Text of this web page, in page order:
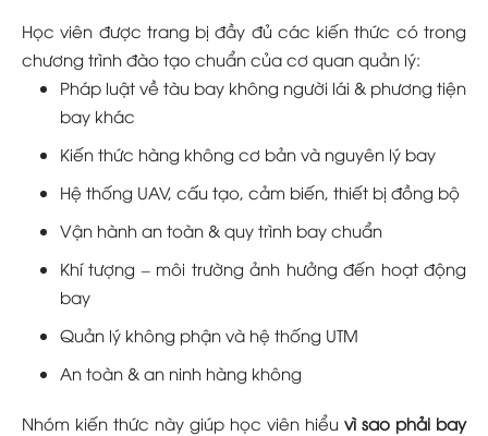
Học viên được trang bị đầy đủ các kiến thức có trong
chương trình đào tạo chuẩn của cơ quan quản lý:
Pháp luật về tàu bay không người lái & phương tiện
bay khác
Kiến thức hàng không cơ bản và nguyên lý bay
Hệ thống UAV, cấu tạo, cảm biến, thiết bị đồng bộ
Vận hành an toàn & quy trình bay chuẩn
Khí tượng – môi trường ảnh hưởng đến hoạt động
bay
Quản lý không phận và hệ thống UTM
An toàn & an ninh hàng không
Nhóm kiến thức này giúp học viên hiểu vì sao phải bay